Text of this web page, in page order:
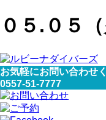
０５.０５
お気軽にお問い合わせ
0557-51-7777